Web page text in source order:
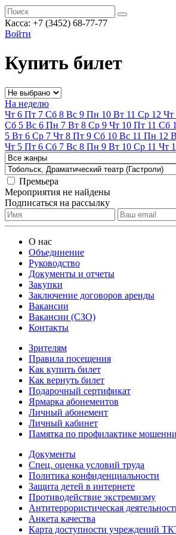
Касса: +7 (3452) 68-77-77
Войти
Купить билет
На неделю
Чт 6 Пт 7 Сб 8 Вс 9 Пн 10 Вт 11 Ср 12 Чт
Сб 5 Вс 6 Пн 7 Вт 8 Ср 9 Чт 10 Пт 11 Сб
5 Вт 6 Ср 7 Чт 8 Пт 9 Сб 10 Вс 11 Пн 12
Чт 5 Пт 6 Сб 7 Вс 8 Пн 9 Вт 10 Ср 11 Чт
Премьера
Мероприятия не найдены
Подписаться на рассылку
О нас
Объединение
Руководство
Документы и отчеты
Закупки
Заключение договоров аренды
Вакансии
Вакансии (СЗО)
Контакты
Зрителям
Правила посещения
Как купить билет
Как вернуть билет
Подарочный сертификат
Ярмарка абонементов
Личный абонемент
Личный кабинет
Памятка по профилактике
Документы
Спец. оценка условий труда
Политика конфиденциальности
Защита детей в интернете
Противодействие экстремизму
Антитеррористическая
Анкета качества
Карта доступности учреждений